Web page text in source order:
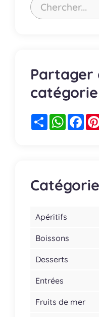
Chercher...
Partager
catégorie
Partager
Apéritifs
Boissons
Desserts
Entrées
Fruits de mer